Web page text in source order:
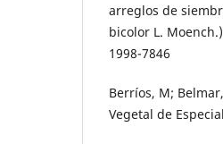
arreglos de
bicolor L.
1998-7846
Berríos, M;
Vegetal de